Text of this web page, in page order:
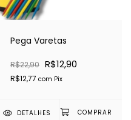
Pega Varetas
R$22,90 R$12,90
R$12,77 com Pix
DETALHES